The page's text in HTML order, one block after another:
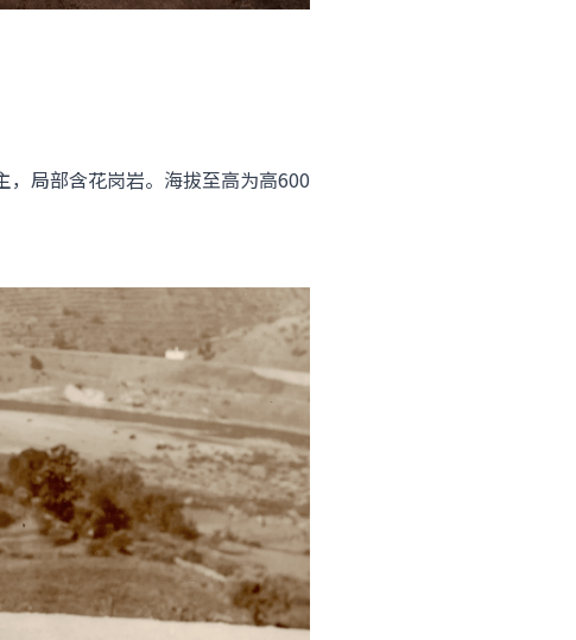
局部含花岗岩。海拔​至高为高600